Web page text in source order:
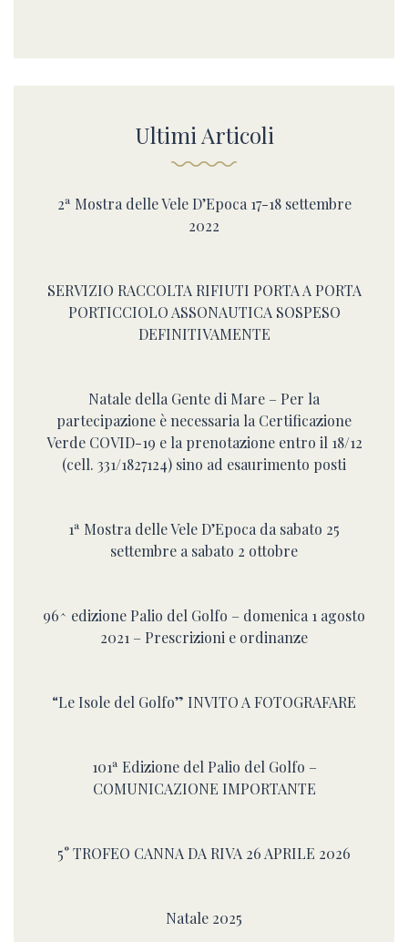
Ultimi Articoli
2ª Mostra delle Vele D’Epoca 17-18 settembre
2022
SERVIZIO RACCOLTA RIFIUTI PORTA A PORTA
PORTICCIOLO ASSONAUTICA SOSPESO
DEFINITIVAMENTE
Natale della Gente di Mare – Per la
partecipazione è necessaria la Certificazione
Verde COVID-19 e la prenotazione entro il 18/12
(cell. 331/1827124) sino ad esaurimento posti
1ª Mostra delle Vele D’Epoca da sabato 25
settembre a sabato 2 ottobre
96^ edizione Palio del Golfo – domenica 1 agosto
2021 – Prescrizioni e ordinanze
“Le Isole del Golfo” INVITO A FOTOGRAFARE
101ª Edizione del Palio del Golfo –
COMUNICAZIONE IMPORTANTE
5° TROFEO CANNA DA RIVA 26 APRILE 2026
Natale 2025